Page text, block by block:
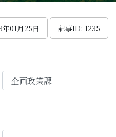
年01月25日 記事ID: 1235